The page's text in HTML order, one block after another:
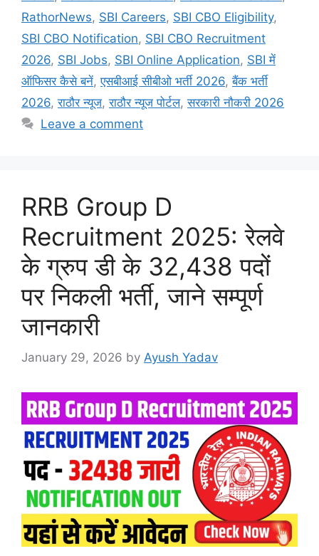
RathorNews, SBI Careers, SBI CBO Eligibility,
SBI CBO Notification, SBI CBO Recruitment
2026, SBI Jobs, SBI Online Application, SBI में
ऑफिसर कैसे बनें,एसबीआई सीबीओ भर्ती 2026,बैंक भर्ती
2026,राठौर न्यूज,राठौर न्यूज पोर्टल,सरकारी नौकरी 2026
Leave a comment
RRB Group D
Recruitment 2025: रेलवे
के ग्रुप डी के 32,438 पदों
पर निकली भर्ती, जाने सम्पूर्ण
जानकारी
January 29, 2026 by Ayush Yadav